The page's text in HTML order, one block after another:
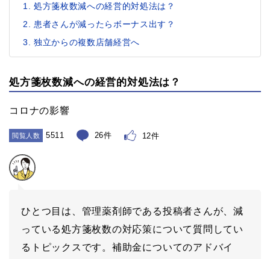
処方箋枚数減への経営的対処法は？
患者さんが減ったらボーナス出す？
独立からの複数店舗経営へ
処方箋枚数減への経営的対処法は？
コロナの影響
閲覧人数 5511 26件 12件
ひとつ目は、管理薬剤師である投稿者さんが、減
っている処方箋枚数の対応策について質問してい
るトピックスです。補助金についてのアドバイ